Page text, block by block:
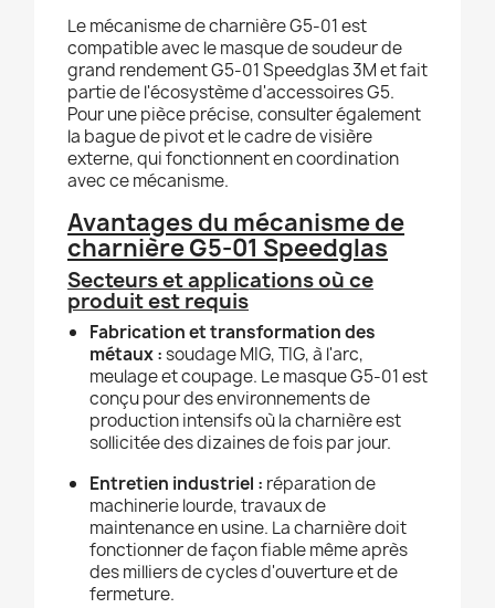
Le mécanisme de charnière G5-01 est
compatible avec le masque de soudeur de
grand rendement G5-01 Speedglas 3M et fait
partie de l'écosystème d'accessoires G5.
Pour une pièce précise, consulter également
la bague de pivot et le cadre de visière
externe, qui fonctionnent en coordination
avec ce mécanisme.
Avantages du mécanisme de
charnière G5-01 Speedglas
Secteurs et applications où ce
produit est requis
Fabrication et transformation des
métaux :soudage MIG, TIG, à l'arc,
meulage et coupage. Le masque G5-01 est
conçu pour des environnements de
production intensifs où la charnière est
sollicitée des dizaines de fois par jour.
Entretien industriel : réparation de
machinerie lourde, travaux de
maintenance en usine. La charnière doit
fonctionner de façon fiable même après
des milliers de cycles d'ouverture et de
fermeture.